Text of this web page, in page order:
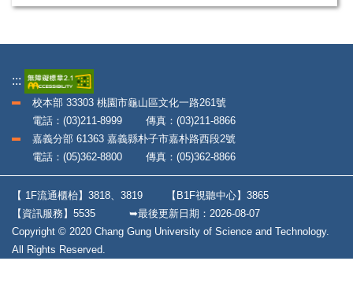
:::
校本部 33303 桃園市龜山區文化一路261號
電話：(03)211-8999 傳真：(03)211-8866
嘉義分部 61363 嘉義縣朴子市嘉朴路西段2號
電話：(05)362-8800 傳真：(05)362-8866
【 1F流通櫃枱】3818、3819
【B1F視聽中心】3865
【資訊服務】5535
2026-08-07
➥最後更新日期：
Copyright © 2020 Chang Gung University of Science and Technology.
All Rights Reserved.